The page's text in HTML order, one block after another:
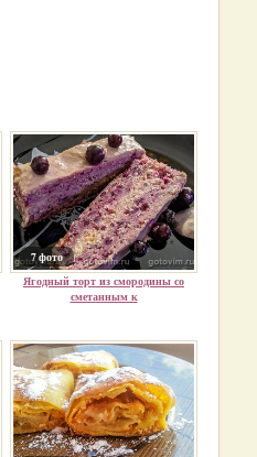
7 фото
Ягодный торт из смородины со
сметанным к